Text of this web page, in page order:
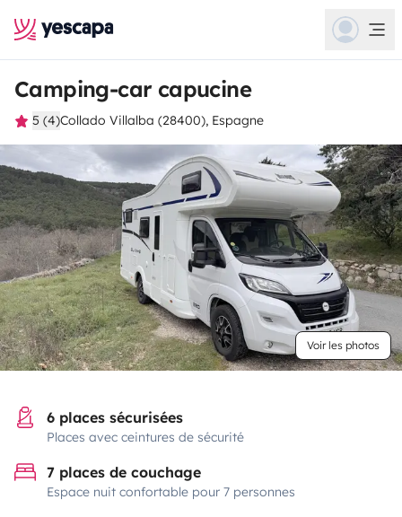
Camping-car capucine
5 (4)Collado Villalba (28400), Espagne
Voir les photos
6 places sécurisées
Places avec ceintures de sécurité
7 places de couchage
Espace nuit confortable pour 7 personnes